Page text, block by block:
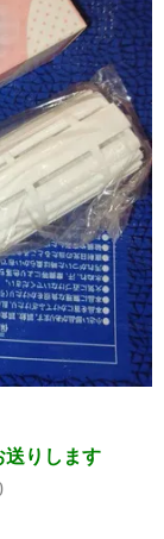
送りします